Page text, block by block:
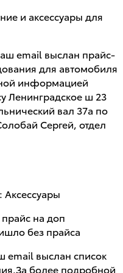
и аксессуары для
email выслан прайс-
для автомобиля
информацией
Ленинградское ш 23
вал 37а по
Сергей, отдел
Аксессуары
на доп
без прайса
выслан список
более подробной